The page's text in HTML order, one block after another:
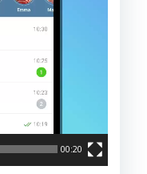
00:20